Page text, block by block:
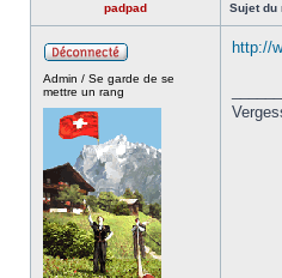
padpad Sujet du
Admin / Se garde de se
mettre un rang
http://